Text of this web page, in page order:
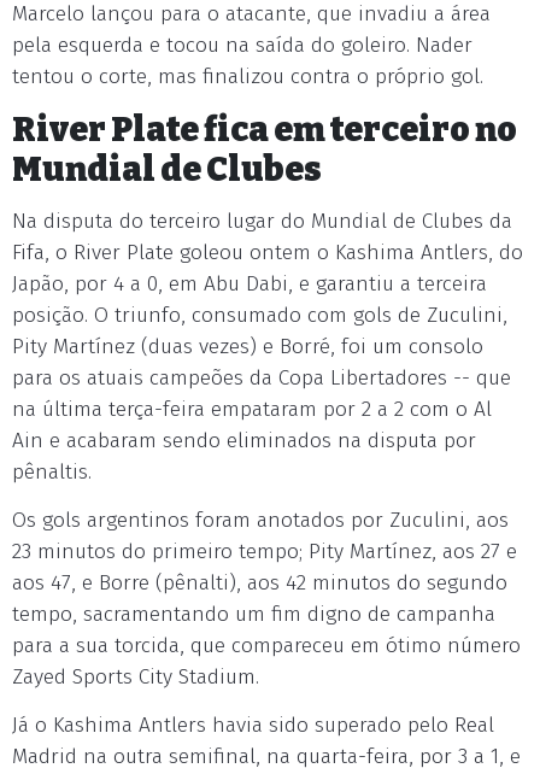
Marcelo lançou para o atacante, que invadiu a área
pela esquerda e tocou na saída do goleiro. Nader
tentou o corte, mas finalizou contra o próprio gol.
River Plate fica em terceiro no
Mundial de Clubes
Na disputa do terceiro lugar do Mundial de Clubes da
Fifa, o River Plate goleou ontem o Kashima Antlers, do
Japão, por 4 a 0, em Abu Dabi, e garantiu a terceira
posição. O triunfo, consumado com gols de Zuculini,
Pity Martínez (duas vezes) e Borré, foi um consolo
para os atuais campeões da Copa Libertadores -- que
na última terça-feira empataram por 2 a 2 com o Al
Ain e acabaram sendo eliminados na disputa por
pênaltis.
Os gols argentinos foram anotados por Zuculini, aos
23 minutos do primeiro tempo; Pity Martínez, aos 27 e
aos 47, e Borre (pênalti), aos 42 minutos do segundo
tempo, sacramentando um fim digno de campanha
para a sua torcida, que compareceu em ótimo número
Zayed Sports City Stadium.
Já o Kashima Antlers havia sido superado pelo Real
Madrid na outra semifinal, na quarta-feira, por 3 a 1, e